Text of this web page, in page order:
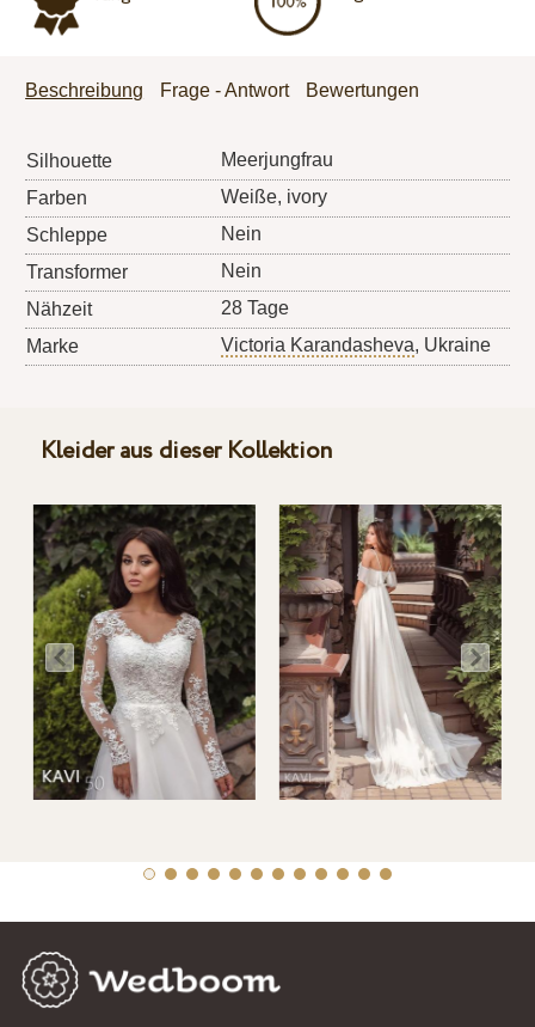
Beschreibung Frage - Antwort Bewertungen
Silhouette
Meerjungfrau
Farben
Weiße, ivory
Schleppe
Nein
Transformer
Nein
Nähzeit
28 Tage
Marke
Victoria Karandasheva, Ukraine
Kleider aus dieser Kollektion